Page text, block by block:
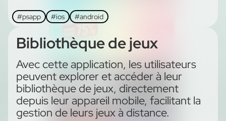
#psapp #ios #android
Bibliothèque de jeux
Avec cette application, les utilisateurs
peuvent explorer et accéder à leur
bibliothèque de jeux, directement
depuis leur appareil mobile, facilitant la
gestion de leurs jeux à distance.